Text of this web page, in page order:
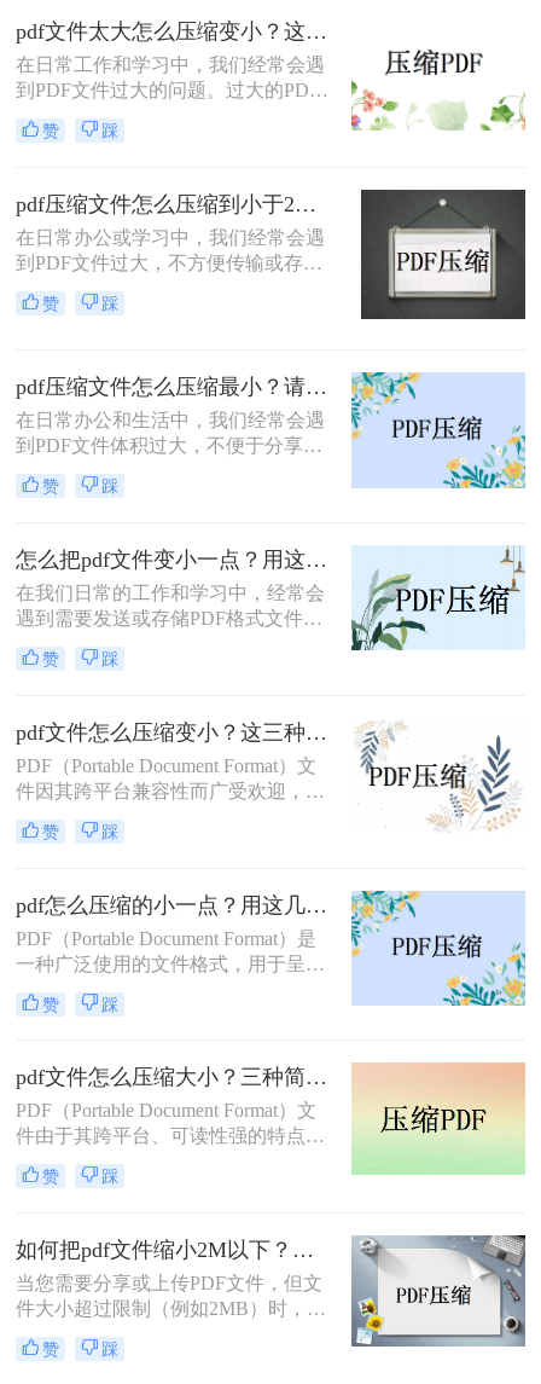
PDF如何压缩5m以下呢？本文将介绍
三种实用的方法，帮助你轻松将PDF
文件压缩至5MB以下。
pdf文件太大怎么压缩变小？这三种方法快来尝试下吧！
在日常工作和学习中，我们经常会遇
到PDF文件过大的问题。过大的PDF
文件不仅占用过多的存储空间，而且
在传输和共享时也极为不便。因此，
为重要。那么pdf文件太大怎么压缩变
小呢？本文将为您介绍三种实用的
PDF压缩方法，帮助您轻松将PDF文
件压缩变小。
赞 踩
pdf压缩文件怎么压缩到小于2M？三种方法教你压缩！
在日常办公或学习中，我们经常会遇
到PDF文件过大，不方便传输或存储
的情况。特别是在一些特定的场合，
如网络上传、邮件发送等，文件大小
到小于2M，显得尤为重要。本文将介
绍几种常用的PDF压缩方法，帮助您
轻松实现这一目标。
赞 踩
pdf压缩文件怎么压缩最小？请收好这些pdf压缩方法！
在日常办公和生活中，我们经常会遇
到PDF文件体积过大，不便于分享、
传输或存储的问题。尤其是在网络传
输、移动设备存储等场景中，文件大
缩文件怎么压缩最小，成为许多人迫
切的需求。本文将介绍几种有效的
PDF压缩方法，帮助您轻松实现这一
目标。
赞 踩
怎么把pdf文件变小一点？用这几招PDF文件轻松压缩！
在我们日常的工作和学习中，经常会
遇到需要发送或存储PDF格式文件的
情况，但是有时候PDF文件的大小却
超过了限制或者占用了较大的空间，
么，怎么把pdf文件变小一点呢？下面
将给大家介绍几种方法。
赞 踩
pdf文件怎么压缩变小？这三种实用方法让文件变小!
PDF（Portable Document Format）文
件因其跨平台兼容性而广受欢迎，但
过大的PDF文件可能带来存储和传输
的不便。为了解决这个问题，我们需
怎么压缩变小呢？本文将介绍三种实
用的PDF压缩方法，帮助您轻松减小
PDF文件大小。
赞 踩
pdf怎么压缩的小一点？用这几招PDF文件轻松压缩！
PDF（Portable Document Format）是
一种广泛使用的文件格式，用于呈现
文档、图像、表格等内容。然而，有
时PDF文件可能会变得非常大，这可
件的传输和打开速度。为了解决pdf怎
么压缩的小一点问题，我们可以对
PDF文件进行压缩，以减小其文件大
小。本文将介绍几种方法来压缩PDF
文件，使其变得更小。
赞 踩
pdf文件怎么压缩大小？三种简单实用方法了解一下！
PDF（Portable Document Format）文
件由于其跨平台、可读性强的特点，
广泛应用于各种工作场景。然而，有
时我们可能会遇到一些特别大的PDF
间，还可能影响文件的传输速度和阅
读体验。因此，对PDF文件进行压缩
显得尤为重要。那么pdf文件怎么压缩
大小呢？本文将介绍几种简单有效的
方法来压缩PDF文件大小。
赞 踩
如何把pdf文件缩小2M以下？试试转转大师的两种压缩方式！
当您需要分享或上传PDF文件，但文
件大小超过限制（例如2MB）时，缩
小文件大小变得至关重要。那么如何
把pdf文件缩小2M以下呢？本文将介
赞 踩